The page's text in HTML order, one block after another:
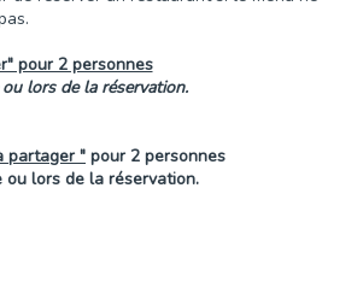
pour 2 personnes
lors de la réservation.
partager " pour 2 personnes
lors de la réservation.